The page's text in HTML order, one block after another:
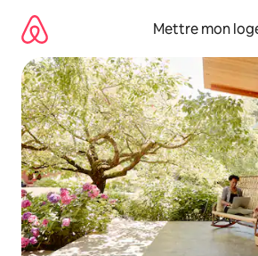
directement
contenu
Mettre mon